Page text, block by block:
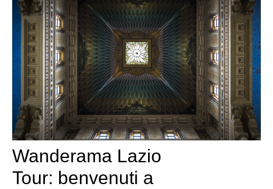
Wanderama Lazio
Tour: benvenuti a